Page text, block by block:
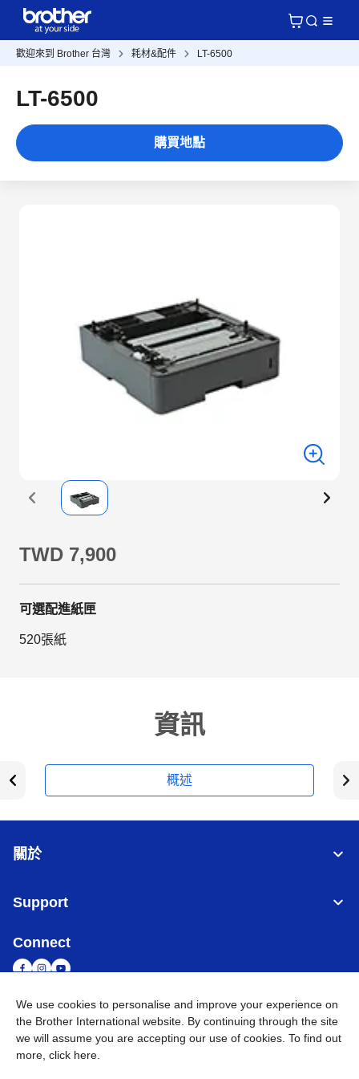
歡迎來到 Brother 台灣 耗材&配件 LT-6500
LT-6500
購買地點
TWD 7,900
可選配進紙匣
520張紙
資訊
概述
關於
Support
Connect
台灣 全球網路
隱私政策 條款與條件
We use cookies to personalise and improve your experience on
the Brother International website. By continuing through the site
we will assume you are accepting our use of cookies. To find out
more, click here